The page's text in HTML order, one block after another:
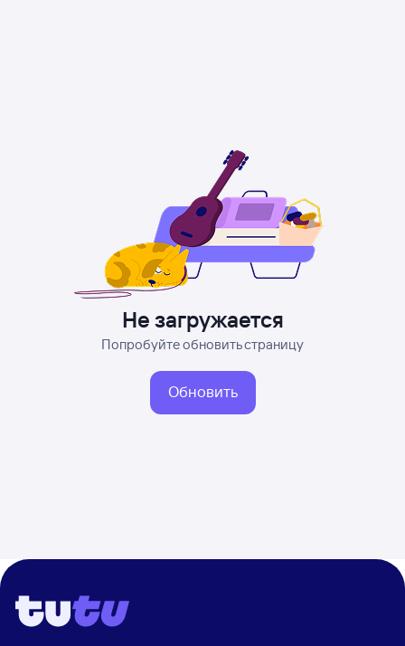
Не загружается
Попробуйте обновить страницу
Обновить